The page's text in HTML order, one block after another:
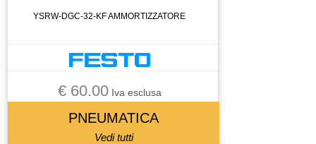
YSRW-DGC-32-KF AMMORTIZZATORE
€ 60.00Iva esclusa
PNEUMATICA
Vedi tutti